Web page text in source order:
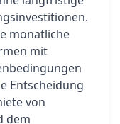
monatliche
mit
Entscheidung
von
dem